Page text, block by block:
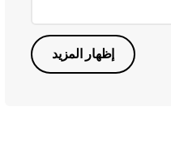
إظهار المزيد